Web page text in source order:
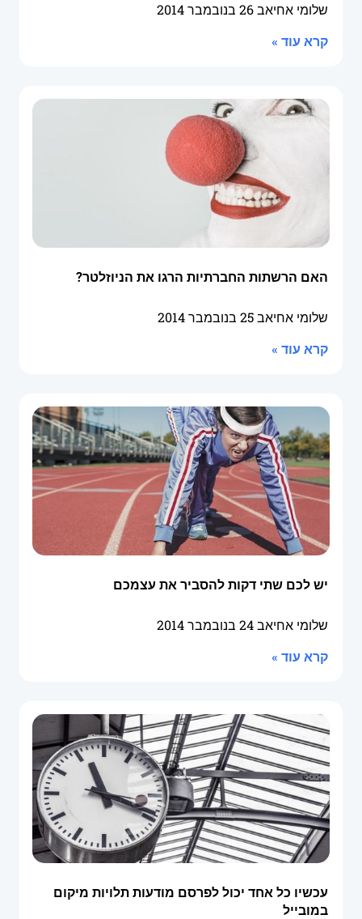
שלומי אחיאב26 בנובמבר 2014
קרא עוד »
האם הרשתות החברתיות הרגו את הניוזלטר?
שלומי אחיאב25 בנובמבר 2014
קרא עוד »
יש לכם שתי דקות להסביר את עצמכם
שלומי אחיאב24 בנובמבר 2014
קרא עוד »
עכשיו כל אחד יכול לפרסם מודעות תלויות מיקום
במובייל